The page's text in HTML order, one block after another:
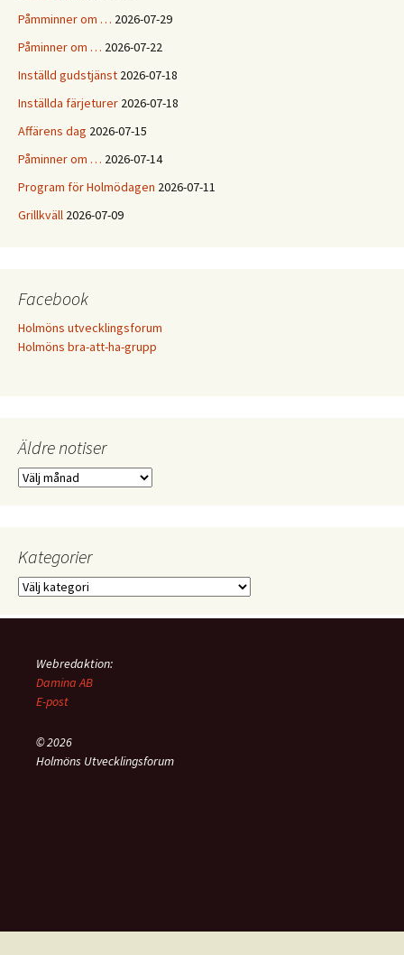
Påmminner om … 2026-07-29
Påminner om … 2026-07-22
Inställd gudstjänst 2026-07-18
Inställda färjeturer 2026-07-18
Affärens dag 2026-07-15
Påminner om … 2026-07-14
Program för Holmödagen 2026-07-11
Grillkväll 2026-07-09
Facebook
Holmöns utvecklingsforum
Holmöns bra-att-ha-grupp
Äldre notiser
Äldre
Kategorier
Kategorier
Webredaktion:
Damina AB
E-post
© 2026
Holmöns Utvecklingsforum